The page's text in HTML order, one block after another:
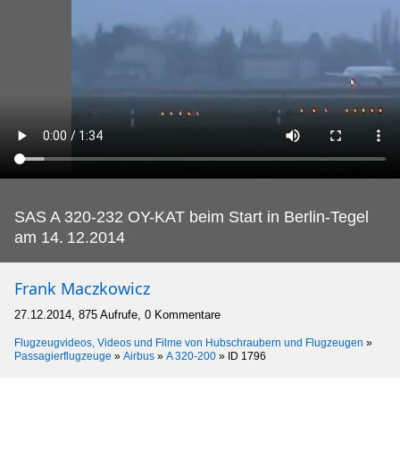
SAS A 320-232 OY-KAT beim Start in Berlin-Tegel
am 14. 12.2014
Frank Maczkowicz
27.12.2014, 875 Aufrufe, 0 Kommentare
Flugzeugvideos, Videos und Filme von Hubschraubern und Flugzeugen »
Passagierflugzeuge » Airbus » A 320-200 » ID 1796